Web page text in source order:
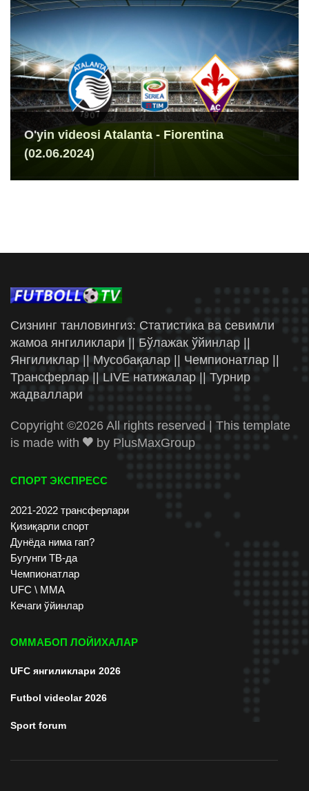
O'yin videosi Atalanta - Fiorentina
(02.06.2024)
Сизнинг танловингиз: Статистика ва севимли
жамоа янгиликлари || Бўлажак ўйинлар ||
Янгиликлар || Мусобақалар || Чемпионатлар ||
Трансферлар || LIVE натижалар || Турнир
жадваллари
Copyright ©2026 All rights reserved | This template
is made with
by PlusMaxGroup
СПОРТ ЭКСПРЕСС
2021-2022 трансферлари
Қизиқарли спорт
Дунёда нима гап?
Бугунги ТВ-да
Чемпионатлар
UFC \ ММА
Кечаги ўйинлар
ОММАБОП ЛОЙИХАЛАР
UFC янгиликлари 2026
Futbol videolar 2026
Sport forum